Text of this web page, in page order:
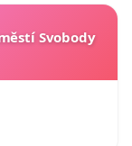
Svobody